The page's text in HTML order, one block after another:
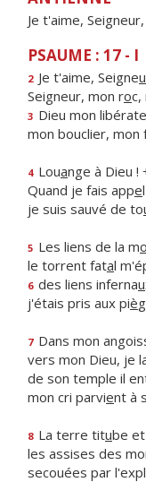
Je t'aime,
PSAUME : 17 - I
2 Je t'aime, Seigneu
Seigneur, mon roc,
3 Dieu mon
mon bouclier, mon
4 Louange à Dieu !
Quand je fais appe
je suis sauvé de to
5 Les liens de la mo
le torrent fatal
6 des liens infernau
j'étais pris aux piè
7 Dans mon
vers mon Dieu, je
de son temple il
mon cri parvient à
8 La terre titube
les assises des
secouées par